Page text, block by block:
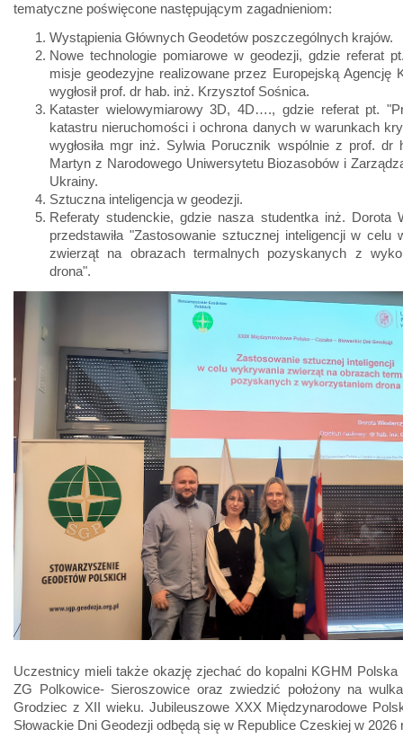
tematyczne poświęcone następującym zagadnieniom:
Wystąpienia Głównych Geodetów poszczególnych krajów.
Nowe technologie pomiarowe w geodezji, gdzie referat
misje geodezyjne realizowane przez Europejską Agencję
wygłosił prof. dr hab. inż. Krzysztof Sośnica.
Kataster wielowymiarowy 3D, 4D…., gdzie referat pt.
katastru nieruchomości i ochrona danych w warunkach
wygłosiła mgr inż. Sylwia Porucznik wspólnie z prof. dr
Martyn z Narodowego Uniwersytetu Biozasobów i
Ukrainy.
Sztuczna inteligencja w geodezji.
Referaty studenckie, gdzie nasza studentka inż. Dorota
przedstawiła "Zastosowanie sztucznej inteligencji w celu
zwierząt na obrazach termalnych pozyskanych z
drona".
Uczestnicy mieli także okazję zjechać do kopalni KGHM Polska
ZG Polkowice- Sieroszowice oraz zwiedzić położony na
Grodziec z XII wieku. Jubileuszowe XXX Międzynarodowe
Słowackie Dni Geodezji odbędą się w Republice Czeskiej w 2026